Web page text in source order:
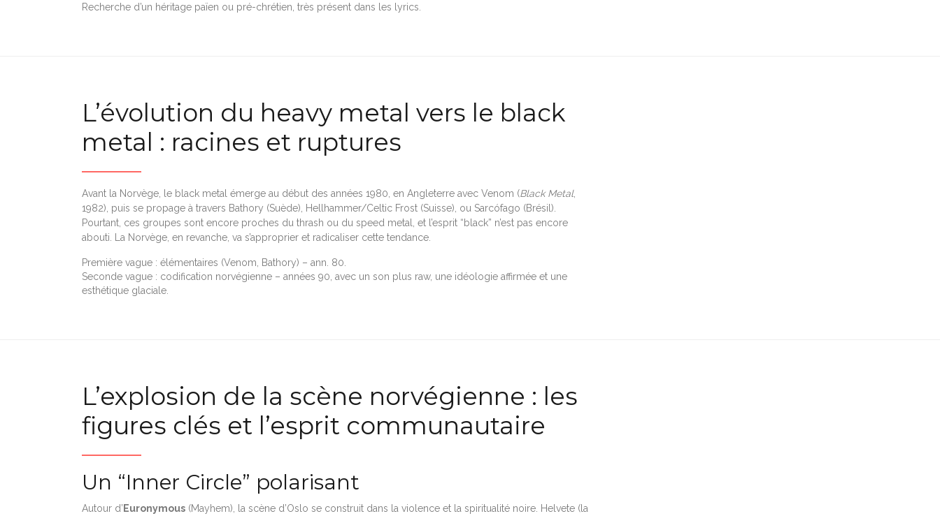
Recherche d’un héritage païen ou pré-chrétien, très présent dans les lyrics.
L’évolution du heavy metal vers le black
metal : racines et ruptures
Avant la Norvège, le black metal émerge au début des années 1980, en Angleterre avec Venom (Black Metal,
1982), puis se propage à travers Bathory (Suède), Hellhammer/Celtic Frost (Suisse), ou Sarcófago (Brésil).
Pourtant, ces groupes sont encore proches du thrash ou du speed metal, et l’esprit “black” n’est pas encore
abouti. La Norvège, en revanche, va s’approprier et radicaliser cette tendance.
Première vague : élémentaires (Venom, Bathory) – ann. 80.
Seconde vague : codification norvégienne – années 90, avec un son plus raw, une idéologie affirmée et une
esthétique glaciale.
L’explosion de la scène norvégienne : les
figures clés et l’esprit communautaire
Un “Inner Circle” polarisant
Autour d’ Euronymous (Mayhem), la scène d’Oslo se construit dans la violence et la spiritualité noire. Helvete (la